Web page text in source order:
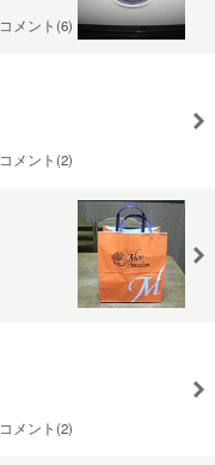
コメント(6)
コメント(2)
コメント(2)